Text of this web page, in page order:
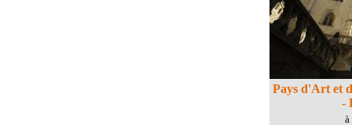
Pays d'Art et
-